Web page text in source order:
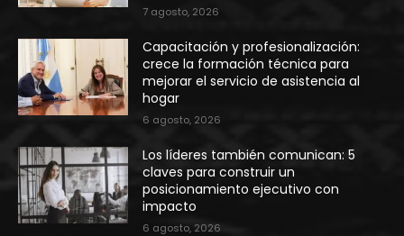
7 agosto, 2026
Capacitación y profesionalización:
crece la formación técnica para
mejorar el servicio de asistencia al
hogar
6 agosto, 2026
Los líderes también comunican: 5
claves para construir un
posicionamiento ejecutivo con
impacto
6 agosto, 2026